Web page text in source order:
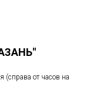
(справа от часов на